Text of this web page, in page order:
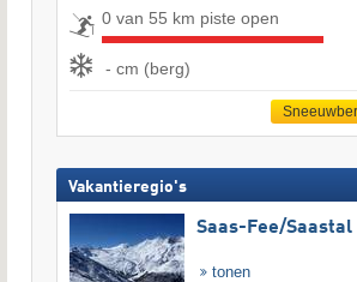
0 van 55 km piste open
- cm (berg)
Vakantieregio's
Saas-Fee/​Saastal
tonen